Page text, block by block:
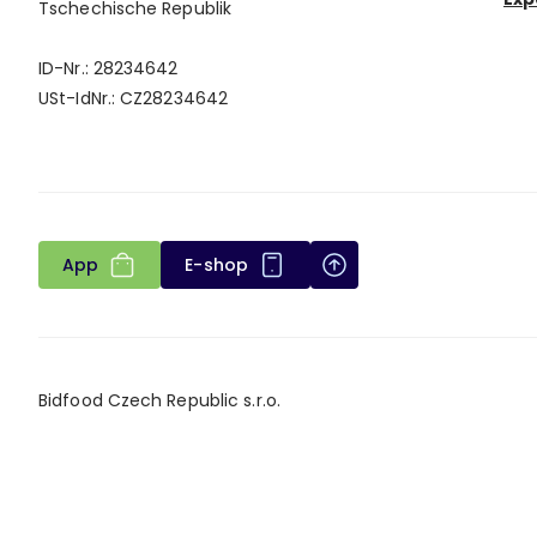
Tschechische Republik
ID-Nr.: 28234642
USt-IdNr.: CZ28234642
App E-shop
Bidfood Czech Republic s.r.o.